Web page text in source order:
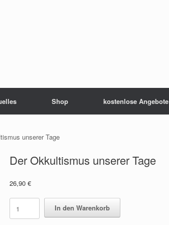
Shop kostenlose Angebote
unserer Tage
Der Okkultismus unserer Tage
26,90€
Der
Okkultismus
unserer
In den Warenkorb